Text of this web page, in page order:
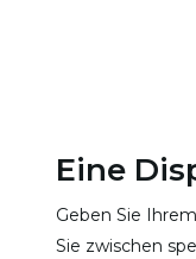
Eine
Geben Sie
Sie zwischen